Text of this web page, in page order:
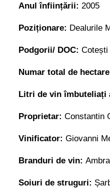
Anul înființării: 2005
Poziționare: Dealurile
Podgorii/ DOC: Cotești
Numar total de
Litri de vin îmbuteliați
Proprietar: Constantin
Vinificator: Giovanni
Branduri de vin:
Soiuri de struguri: